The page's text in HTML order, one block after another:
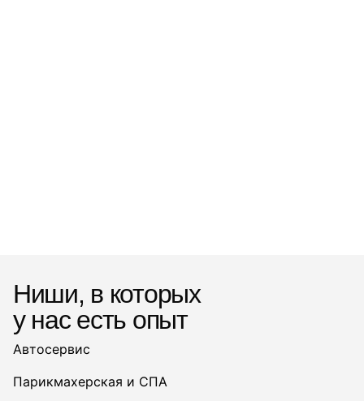
Ниши, в которых
у нас есть опыт
Автосервис
Парикмахерская и СПА